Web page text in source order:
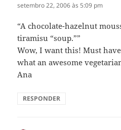
setembro 22, 2006 às 5:09 pm
“A chocolate-hazelnut
tiramisu “soup.””
Wow, I want this! Must
what an awesome
Ana
RESPONDER